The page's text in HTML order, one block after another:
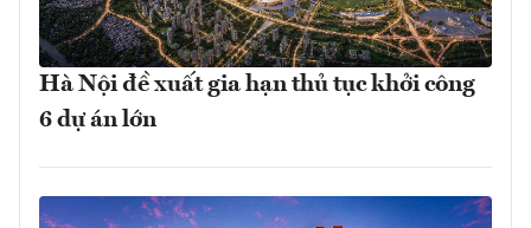
Hà Nội đề xuất gia hạn thủ tục khởi công
6 dự án lớn